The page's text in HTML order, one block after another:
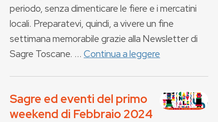
periodo, senza dimenticare le fiere e i mercatini
locali. Preparatevi, quindi, a vivere un fine
settimana memorabile grazie alla Newsletter di
Sagre Toscane. ... Continua a leggere
Sagre ed eventi del primo
weekend di Febbraio 2024